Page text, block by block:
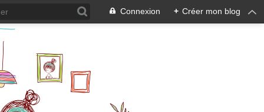
Connexion + Créer mon blog